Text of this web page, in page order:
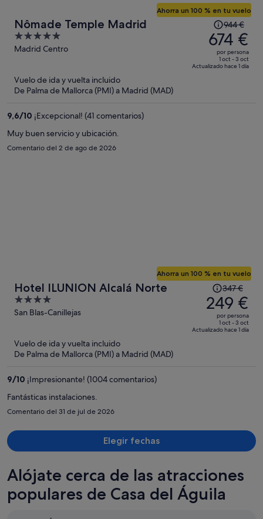
Nômade Temple Madrid
5
out
Madrid Centro
Ahorra un 100 % en tu vuelo
El
precio
era
944 €,
944 €
674 €
por persona
1 oct - 3 oct
Actualizado hace 1 día
Vuelo de ida y vuelta incluido
De Palma de Mallorca (PMI) a Madrid (MAD)
9,6/10 ¡Excepcional! (41 comentarios)
Muy buen servicio y ubicación.
Comentario del 2 de ago de 2026
Hotel ILUNION Alcalá Norte
4
out
San Blas-Canillejas
Ahorra un 100 % en tu vuelo
El
precio
era
347 €,
347 €
249 €
por persona
1 oct - 3 oct
Actualizado hace 1 día
Vuelo de ida y vuelta incluido
De Palma de Mallorca (PMI) a Madrid (MAD)
9/10 ¡Impresionante! (1004 comentarios)
Fantásticas instalaciones.
Comentario del 31 de jul de 2026
Elegir fechas
Alójate cerca de las atracciones
populares de Casa del Águila